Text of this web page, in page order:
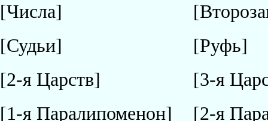
[Числа]
[Судьи]
[Руфь]
[2-я Царств]
[3-я
[1-я Паралипоменон]
[2-я